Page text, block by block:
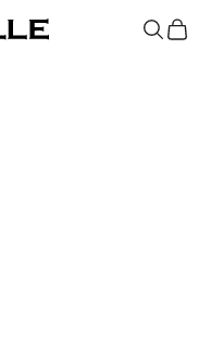
Recherche
Panier